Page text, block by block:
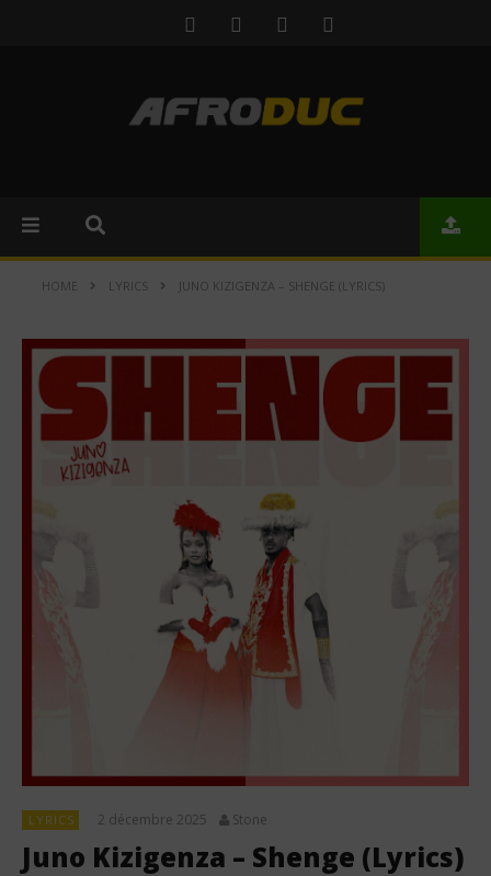
HOME LYRICS JUNO KIZIGENZA – SHENGE (LYRICS)
LYRICS 2 décembre 2025 Stone
Juno Kizigenza – Shenge (Lyrics)